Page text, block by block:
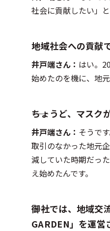
社会に貢献したい」
――地域社会への貢献
井戸端さん： はい。
始めたのを機に、地
――ちょうど、マス
井戸端さん： そうで
取引のなかった地元
減していた時期だっ
え始めたんです。
――御社では、地域
GARDEN」を運営